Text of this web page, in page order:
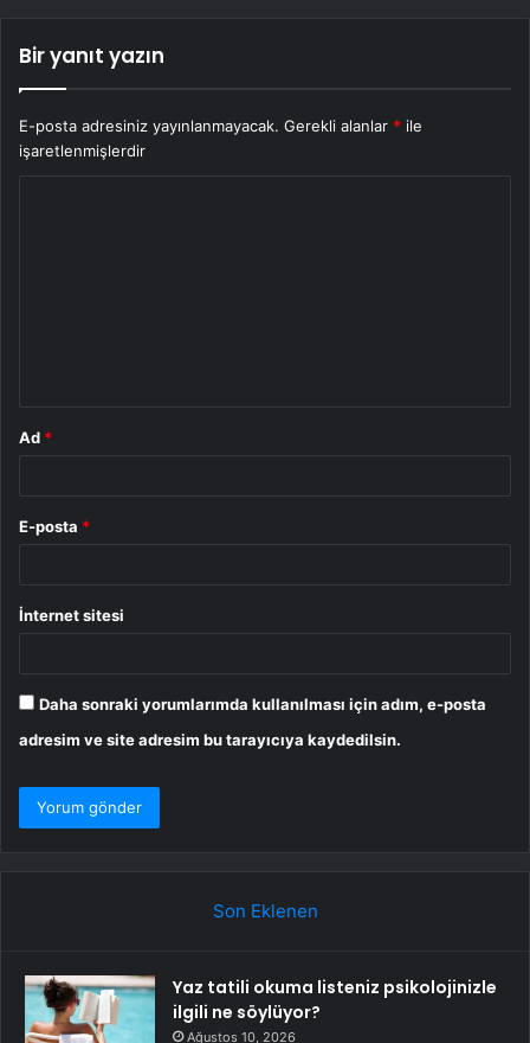
Bir yanıt yazın
E-posta adresiniz yayınlanmayacak. Gerekli alanlar * ile
işaretlenmişlerdir
Ad *
E-posta *
İnternet sitesi
Daha sonraki yorumlarımda kullanılması için adım, e-posta
adresim ve site adresim bu tarayıcıya kaydedilsin.
Son Eklenen
Yaz tatili okuma listeniz psikolojinizle
ilgili ne söylüyor?
Ağustos 10, 2026